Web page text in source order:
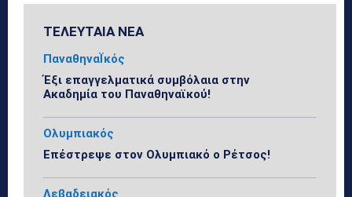
ΤΕΛΕΥΤΑΙΑ ΝΕΑ
ΠαναθηναΪκός
Έξι επαγγελματικά συμβόλαια στην
Ακαδημία του Παναθηναϊκού!
Ολυμπιακός
Επέστρεψε στον Ολυμπιακό ο Ρέτσος!
Λεβαδειακός